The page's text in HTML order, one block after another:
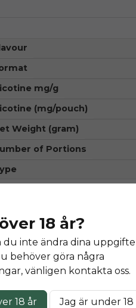
mg/g
(mg/pouch)
Weight (gram)
of Portions
Denna produkt
18 år?
du inte ändra dina
behöver göra några
vänligen kontakta oss.
18 år Jag är under 18